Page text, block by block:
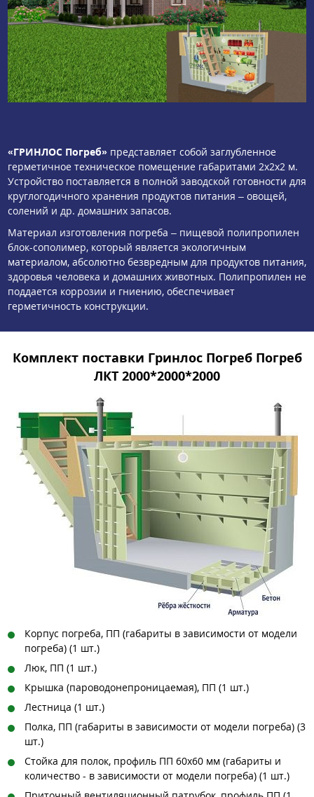
«ГРИНЛОС Погреб» представляет собой заглубленное
герметичное техническое помещение габаритами 2х2х2 м.
Устройство поставляется в полной заводской готовности для
круглогодичного хранения продуктов питания – овощей,
солений и др. домашних запасов.
Материал изготовления погреба – пищевой полипропилен
блок-сополимер, который является экологичным
материалом, абсолютно безвредным для продуктов питания,
здоровья человека и домашних животных. Полипропилен не
поддается коррозии и гниению, обеспечивает
герметичность конструкции.
Комплект поставки Гринлос Погреб Погреб
ЛКТ 2000*2000*2000
Корпус погреба, ПП (габариты в зависимости от модели
погреба) (1 шт.)
Люк, ПП (1 шт.)
Крышка (пароводонепроницаемая), ПП (1 шт.)
Лестница (1 шт.)
Полка, ПП (габариты в зависимости от модели погреба) (3
шт.)
Стойка для полок, профиль ПП 60х60 мм (габариты и
количество - в зависимости от модели погреба) (1 шт.)